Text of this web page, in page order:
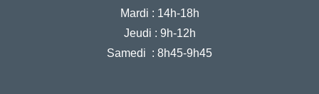
Mardi : 14h-18h
Jeudi : 9h-12h
Samedi : 8h45-9h45